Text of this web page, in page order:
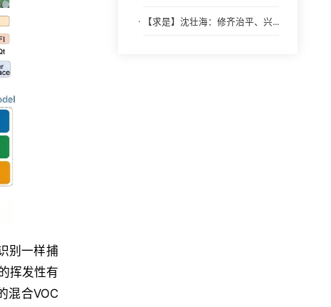
别一样捕
挥发性有
混合VOC
· 【求是】沈壮海：修齐治平、兴...